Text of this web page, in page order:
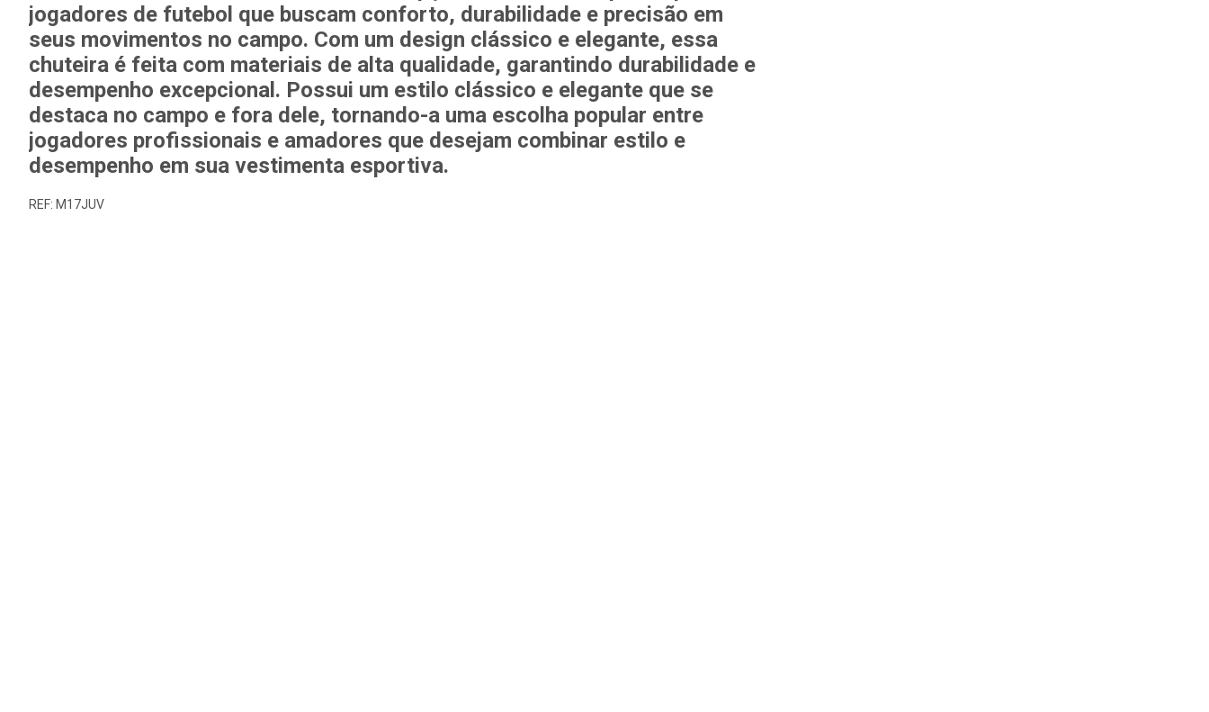
jogadores de futebol que buscam conforto, durabilidade e precisão em
seus movimentos no campo. Com um design clássico e elegante, essa
chuteira é feita com materiais de alta qualidade, garantindo durabilidade e
desempenho excepcional. Possui um estilo clássico e elegante que se
destaca no campo e fora dele, tornando-a uma escolha popular entre
jogadores profissionais e amadores que desejam combinar estilo e
desempenho em sua vestimenta esportiva.
REF: M17JUV